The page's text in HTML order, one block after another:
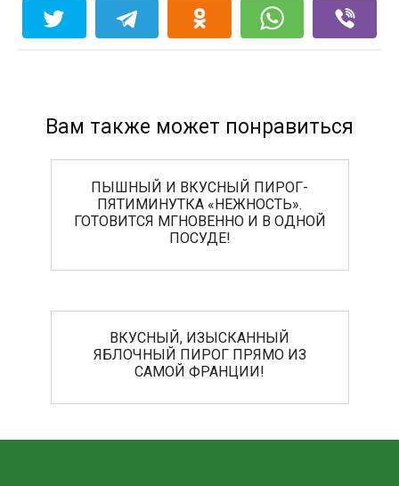
Вам также может понравиться
ПЫШНЫЙ И ВКУСНЫЙ ПИРОГ-
ПЯТИМИНУТКА «НЕЖНОСТЬ».
ГОТОВИТСЯ МГНОВЕННО И В ОДНОЙ
ПОСУДЕ!
ВКУСНЫЙ, ИЗЫСКАННЫЙ
ЯБЛОЧНЫЙ ПИРОГ ПРЯМО ИЗ
САМОЙ ФРАНЦИИ!